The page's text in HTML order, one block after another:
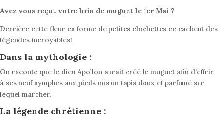
Avez vous reçut votre brin de muguet le 1er Mai ?
Derrière cette fleur en forme de petites clochettes ce cachent des
légendes incroyables!
Dans la mythologie :
On raconte que le dieu Apollon aurait créé le muguet afin d’offrir
à ses neuf nymphes aux pieds nus un tapis doux et parfumé sur
lequel marcher.
La légende chrétienne :